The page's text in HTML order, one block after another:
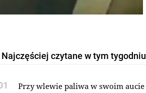
Najczęściej czytane w tym tygodniu
Przy wlewie paliwa w swoim aucie